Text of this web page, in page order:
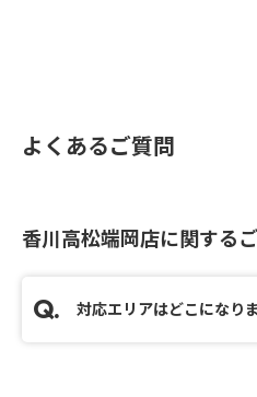
よくあるご質問
香川高松端岡店に関する
対応エリアはどこになり